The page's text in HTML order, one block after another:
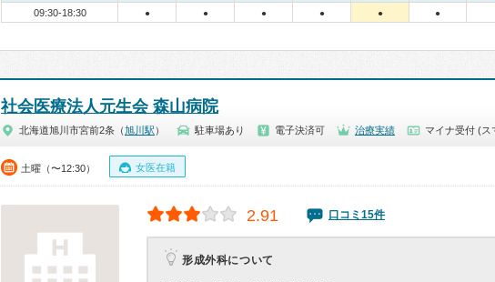
09:30-18:30 ● ● ● ● ● ●
社会医療法人元生会 森山病院
北海道旭川市宮前2条（旭川駅 ） 駐車場あり 電子決済可 治療実績 マイナ受付 (ス
土曜（〜12:30） 女医在籍
2.91 口コミ15件
形成外科について